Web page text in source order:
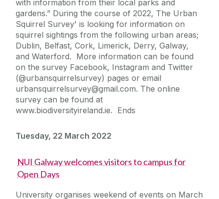
with information from their local parks and
gardens.” During the course of 2022, The Urban
Squirrel Survey' is looking for information on
squirrel sightings from the following urban areas;
Dublin, Belfast, Cork, Limerick, Derry, Galway,
and Waterford. More information can be found
on the survey Facebook, Instagram and Twitter
(@urbansquirrelsurvey) pages or email
urbansquirrelsurvey@gmail.com. The online
survey can be found at
www.biodiversityireland.ie. Ends
Tuesday, 22 March 2022
NUI Galway welcomes visitors to campus for
Open Days
University organises weekend of events on March